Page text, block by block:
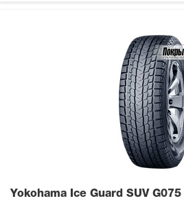
Yokohama Ice Guard SUV G075